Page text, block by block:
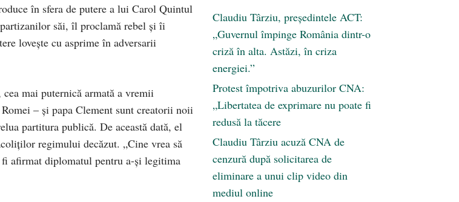
în sfera de putere a lui Carol Quintul
săi, îl proclamă rebel și îi
lovește cu asprime în adversarii
mai puternică armată a vremii
– și papa Clement sunt creatorii noii
partitura publică. De această dată, el
regimului decăzut. „Cine vrea să
fi afirmat diplomatul pentru a-și legitima
Claudiu Târziu, președintele ACT:
„Guvernul împinge România dintr-o
criză în alta. Astăzi, în criza
energiei.”
Protest împotriva abuzurilor CNA:
„Libertatea de exprimare nu poate fi
redusă la tăcere
Claudiu Târziu acuză CNA de
cenzură după solicitarea de
eliminare a unui clip video din
mediul online